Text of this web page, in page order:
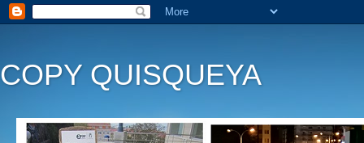
COPY QUISQUEYA